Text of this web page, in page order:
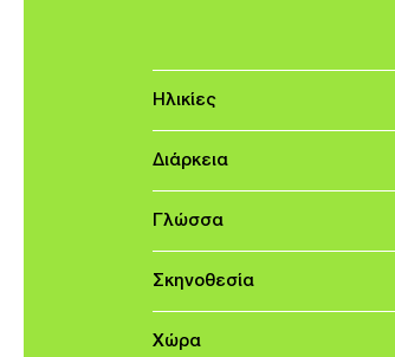
Ηλικίες
Διάρκεια
Γλώσσα
Σκηνοθεσία
Χώρα